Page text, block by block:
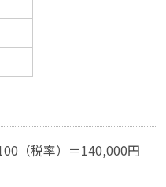
（税率）＝140,000円